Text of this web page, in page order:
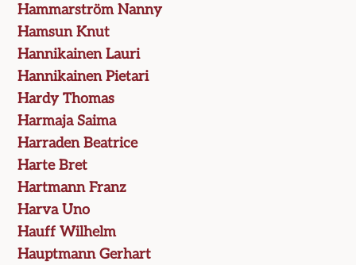
Hammarström Nanny
Hamsun Knut
Hannikainen Lauri
Hannikainen Pietari
Hardy Thomas
Harmaja Saima
Harraden Beatrice
Harte Bret
Hartmann Franz
Harva Uno
Hauff Wilhelm
Hauptmann Gerhart